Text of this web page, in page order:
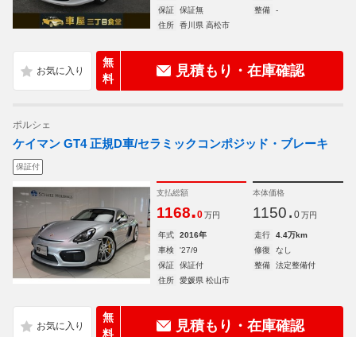
保証
保証無 整備
-
住所
香川県 高松市
無
料
見積もり・在庫確認
ポルシェ
ケイマン GT4 正規D車/セラミックコンポジッド・ブレーキ
保証付
支払総額
1168.0 万円
本体価格
1150. 0 万円
年式 2016年 走行
4.4万km
車検
'27/9 修復
なし
保証
保証付 整備
法定整備付
住所
愛媛県 松山市
無
料
見積もり・在庫確認